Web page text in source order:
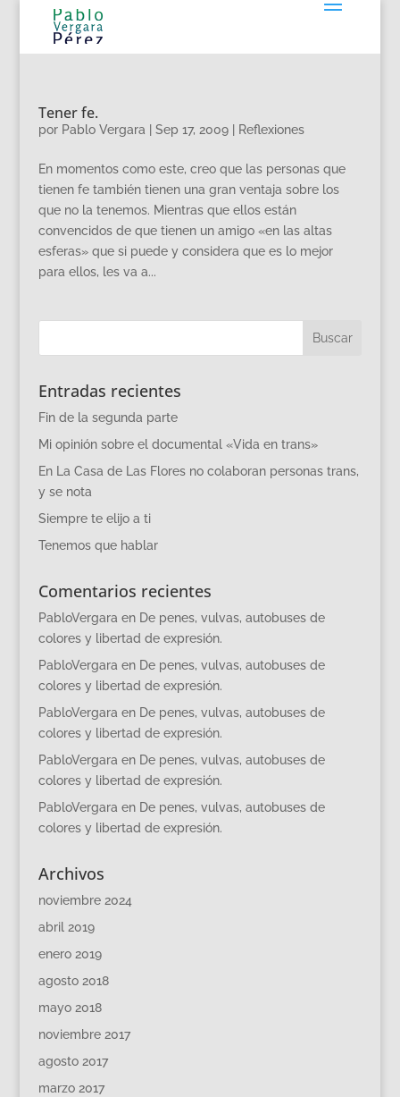
Tener fe.
por Pablo Vergara Sep 17, 2009| Reflexiones
En momentos como este, creo que las personas que
tienen fe también tienen una gran ventaja sobre los
que no la tenemos. Mientras que ellos están
convencidos de que tienen un amigo «en las altas
esferas» que si puede y considera que es lo mejor
para ellos, les va a...
Entradas recientes
Fin de la segunda parte
Mi opinión sobre el documental «Vida en trans»
En La Casa de Las Flores no colaboran personas trans,
y se nota
Siempre te elijo a ti
Tenemos que hablar
Comentarios recientes
PabloVergara en De penes, vulvas, autobuses de
colores y libertad de expresión.
PabloVergara en De penes, vulvas, autobuses de
colores y libertad de expresión.
PabloVergara en De penes, vulvas, autobuses de
colores y libertad de expresión.
PabloVergara en De penes, vulvas, autobuses de
colores y libertad de expresión.
PabloVergara en De penes, vulvas, autobuses de
colores y libertad de expresión.
Archivos
noviembre 2024
abril 2019
enero 2019
agosto 2018
mayo 2018
noviembre 2017
agosto 2017
marzo 2017